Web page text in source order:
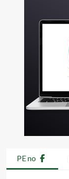
PE no